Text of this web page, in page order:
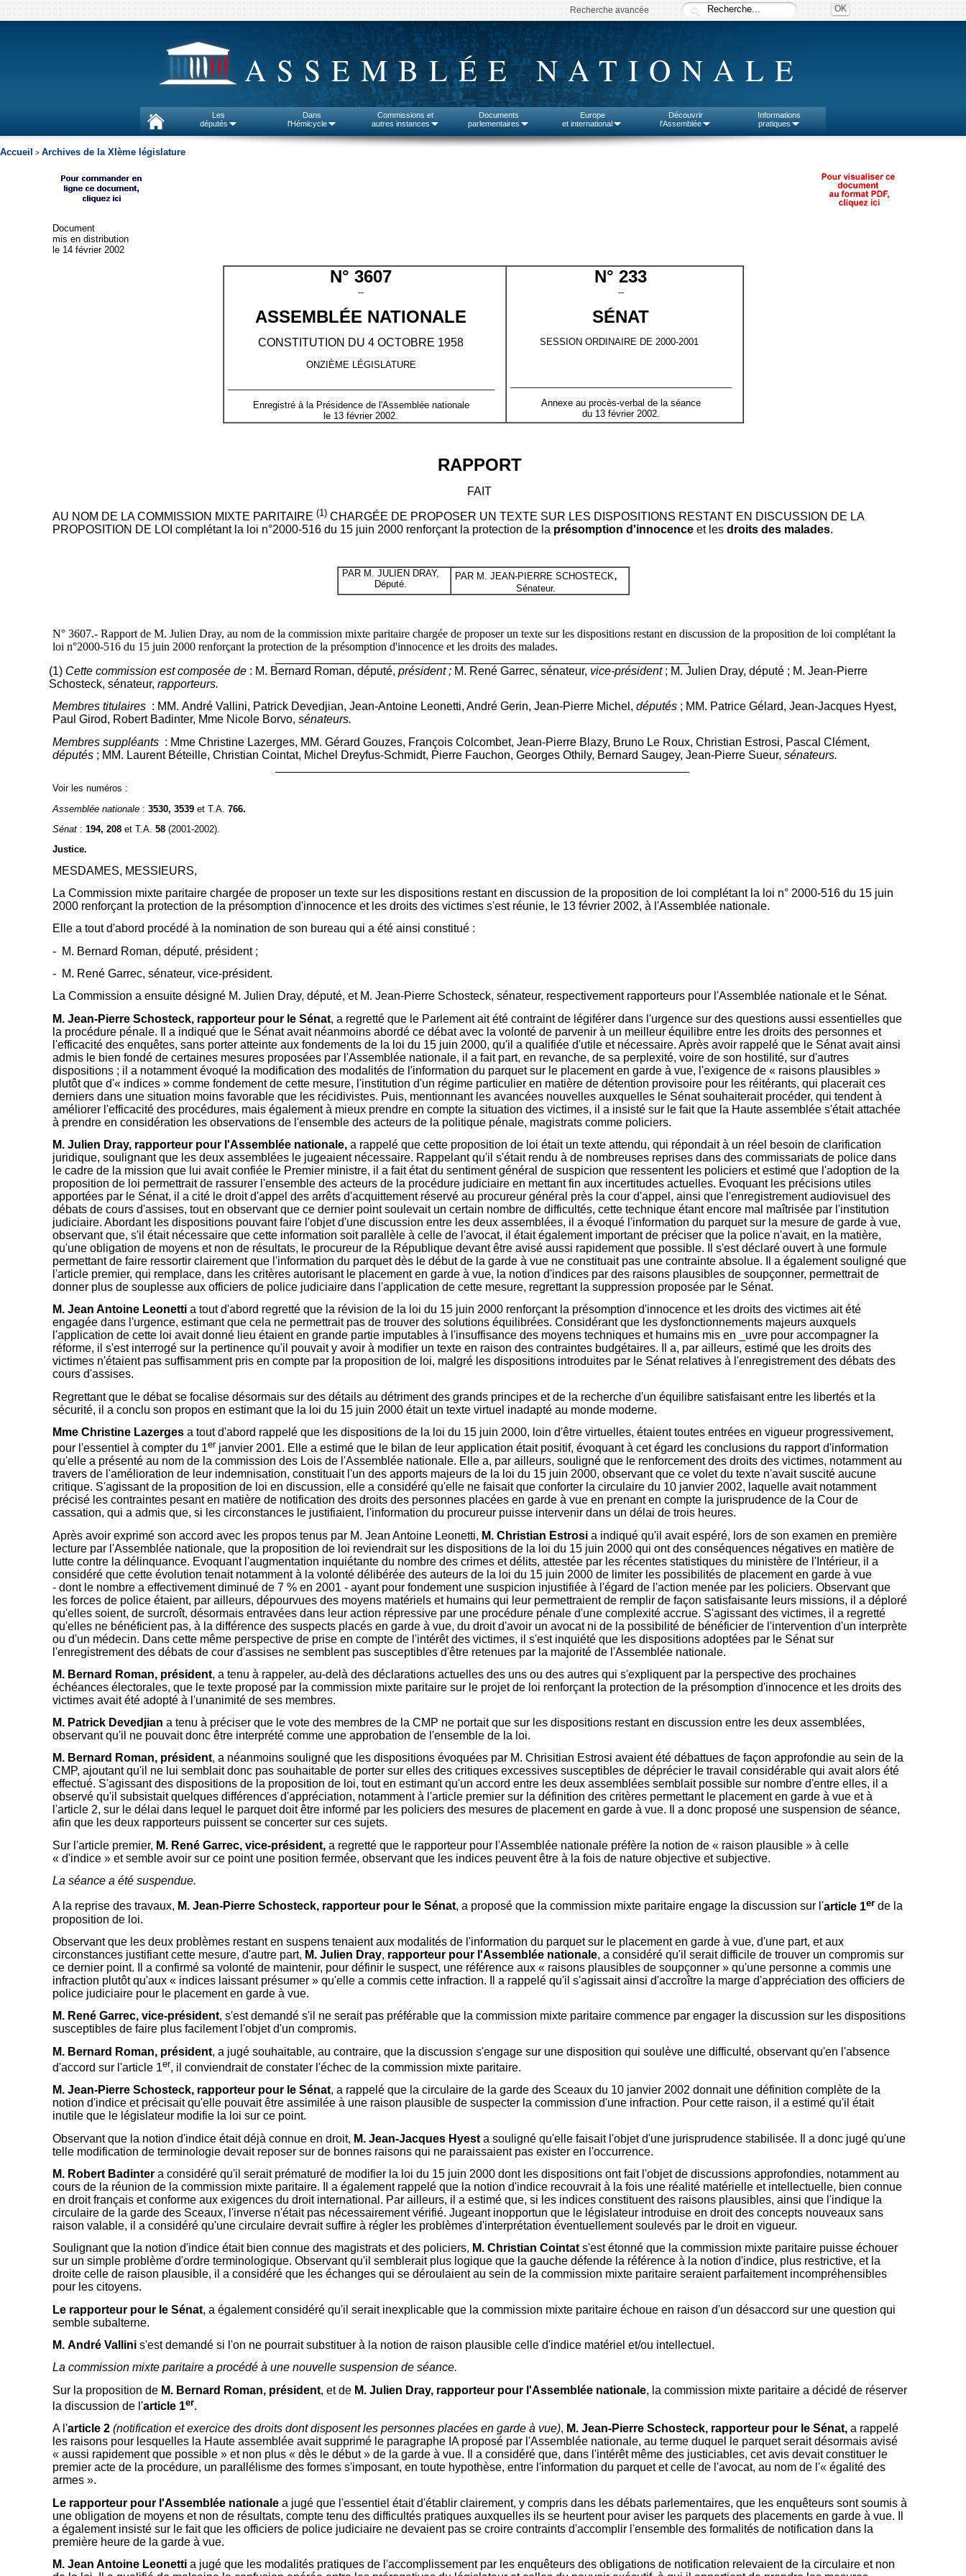
Recherche avancée
ASSEMBLÉE NATIONALE
Les
députés
Dans
l'Hémicycle
Commissions et
autres instances
Documents
parlementaires
Europe
et international
Découvrir
l'Assemblée
Informations
pratiques
Accueil > Archives de la XIème législature
Document
mis en distribution
le 14 février 2002
N° 3607
--
ASSEMBLÉE NATIONALE
CONSTITUTION DU 4 OCTOBRE 1958
ONZIÈME LÉGISLATURE
Enregistré à la Présidence de l'Assemblée nationale
le 13 février 2002.
N° 233
--
SÉNAT
SESSION ORDINAIRE DE 2000-2001
Annexe au procès-verbal de la séance
du 13 février 2002.
RAPPORT
FAIT
AU NOM DE LA COMMISSION MIXTE PARITAIRE (1)CHARGÉE DE PROPOSER UN TEXTE SUR LES DISPOSITIONS RESTANT EN DISCUSSION DE LA
PROPOSITION DE LOI complétant la loi n°2000-516 du 15 juin 2000 renforçant la protection de la présomption d'innocenceet les droits des malades.
PAR M. JULIEN DRAY,
Député.
PARM. J EAN-P IERRE SCHOSTECK,
Sénateur.
N° 3607.- Rapport de M. Julien Dray, au nom de la commission mixte paritaire chargée de proposer un texte sur les dispositions restant en discussion de la proposition de loi complétant la
loi n°2000-516 du 15 juin 2000 renforçant la protection de la présomption d'innocence et les droits des malades.
(1) Cette commission est composée de: M. Bernard Roman, député, président ;M. René Garrec, sénateur, vice-président; M. Julien Dray, député ; M. Jean-Pierre
Schosteck, sénateur, rapporteurs.
Membres titulaires: MM. André Vallini, Patrick Devedjian, Jean-Antoine Leonetti, André Gerin, Jean-Pierre Michel, députés; MM. Patrice Gélard, Jean-Jacques Hyest,
Paul Girod, Robert Badinter, Mme Nicole Borvo, sénateurs.
Membres suppléants : Mme Christine Lazerges, MM. Gérard Gouzes, François Colcombet, Jean-Pierre Blazy, Bruno Le Roux, Christian Estrosi, Pascal Clément,
députés; MM. Laurent Béteille, Christian Cointat, Michel Dreyfus-Schmidt, Pierre Fauchon, Georges Othily, Bernard Saugey, Jean-Pierre Sueur, sénateurs.
Voir les numéros :
Assemblée nationale: 3530, 3539 et T.A. 766.
Sénat : 194, 208 et T.A. 58(2001-2002).
Justice.
MESDAMES, MESSIEURS,
La Commission mixte paritaire chargée de proposer un texte sur les dispositions restant en discussion de la proposition de loi complétant la loi n° 2000-516 du 15 juin
2000 renforçant la protection de la présomption d'innocence et les droits des victimes s'est réunie, le 13 février 2002, à l'Assemblée nationale.
Elle a tout d'abord procédé à la nomination de son bureau qui a été ainsi constitué :
- M. Bernard Roman, député, président ;
- M. René Garrec, sénateur, vice-président.
La Commission a ensuite désigné M. Julien Dray, député, et M. Jean-Pierre Schosteck, sénateur, respectivement rapporteurs pour l'Assemblée nationale et le Sénat.
M. Jean-Pierre Schosteck, rapporteur pour le Sénat, a regretté que le Parlement ait été contraint de légiférer dans l'urgence sur des questions aussi essentielles que
la procédure pénale. Il a indiqué que le Sénat avait néanmoins abordé ce débat avec la volonté de parvenir à un meilleur équilibre entre les droits des personnes et
l'efficacité des enquêtes, sans porter atteinte aux fondements de la loi du 15 juin 2000, qu'il a qualifiée d'utile et nécessaire. Après avoir rappelé que le Sénat avait ainsi
admis le bien fondé de certaines mesures proposées par l'Assemblée nationale, il a fait part, en revanche, de sa perplexité, voire de son hostilité, sur d'autres
dispositions ; il a notamment évoqué la modification des modalités de l'information du parquet sur le placement en garde à vue, l'exigence de « raisons plausibles »
plutôt que d'« indices » comme fondement de cette mesure, l'institution d'un régime particulier en matière de détention provisoire pour les réitérants, qui placerait ces
derniers dans une situation moins favorable que les récidivistes. Puis, mentionnant les avancées nouvelles auxquelles le Sénat souhaiterait procéder, qui tendent à
améliorer l'efficacité des procédures, mais également à mieux prendre en compte la situation des victimes, il a insisté sur le fait que la Haute assemblée s'était attachée
à prendre en considération les observations de l'ensemble des acteurs de la politique pénale, magistrats comme policiers.
M. Julien Dray, rapporteur pour l'Assemblée nationale,a rappelé que cette proposition de loi était un texte attendu, qui répondait à un réel besoin de clarification
juridique, soulignant que les deux assemblées le jugeaient nécessaire. Rappelant qu'il s'était rendu à de nombreuses reprises dans des commissariats de police dans
le cadre de la mission que lui avait confiée le Premier ministre, il a fait état du sentiment général de suspicion que ressentent les policiers et estimé que l'adoption de la
proposition de loi permettrait de rassurer l'ensemble des acteurs de la procédure judiciaire en mettant fin aux incertitudes actuelles. Evoquant les précisions utiles
apportées par le Sénat, il a cité le droit d'appel des arrêts d'acquittement réservé au procureur général près la cour d'appel, ainsi que l'enregistrement audiovisuel des
débats de cours d'assises, tout en observant que ce dernier point soulevait un certain nombre de difficultés, cette technique étant encore mal maîtrisée par l'institution
judiciaire. Abordant les dispositions pouvant faire l'objet d'une discussion entre les deux assemblées, il a évoqué l'information du parquet sur la mesure de garde à vue,
observant que, s'il était nécessaire que cette information soit parallèle à celle de l'avocat, il était également important de préciser que la police n'avait, en la matière,
qu'une obligation de moyens et non de résultats, le procureur de la République devant être avisé aussi rapidement que possible. Il s'est déclaré ouvert à une formule
permettant de faire ressortir clairement que l'information du parquet dès le début de la garde à vue ne constituait pas une contrainte absolue. Il a également souligné que
l'article premier, qui remplace, dans les critères autorisant le placement en garde à vue, la notion d'indices par des raisons plausibles de soupçonner, permettrait de
donner plus de souplesse aux officiers de police judiciaire dans l'application de cette mesure, regrettant la suppression proposée par le Sénat.
M. Jean Antoine Leonettia tout d'abord regretté que la révision de la loi du 15 juin 2000 renforçant la présomption d'innocence et les droits des victimes ait été
engagée dans l'urgence, estimant que cela ne permettrait pas de trouver des solutions équilibrées. Considérant que les dysfonctionnements majeurs auxquels
l'application de cette loi avait donné lieu étaient en grande partie imputables à l'insuffisance des moyens techniques et humains mis en _uvre pour accompagner la
réforme, il s'est interrogé sur la pertinence qu'il pouvait y avoir à modifier un texte en raison des contraintes budgétaires. Il a, par ailleurs, estimé que les droits des
victimes n'étaient pas suffisamment pris en compte par la proposition de loi, malgré les dispositions introduites par le Sénat relatives à l'enregistrement des débats des
cours d'assises.
Regrettant que le débat se focalise désormais sur des détails au détriment des grands principes et de la recherche d'un équilibre satisfaisant entre les libertés et la
sécurité, il a conclu son propos en estimant que la loi du 15 juin 2000 était un texte virtuel inadapté au monde moderne.
Mme Christine Lazergesa tout d'abord rappelé que les dispositions de la loi du 15 juin 2000, loin d'être virtuelles, étaient toutes entrées en vigueur progressivement,
pour l'essentiel à compter du 1er janvier 2001. Elle a estimé que le bilan de leur application était positif, évoquant à cet égard les conclusions du rapport d'information
qu'elle a présenté au nom de la commission des Lois de l'Assemblée nationale. Elle a, par ailleurs, souligné que le renforcement des droits des victimes, notamment au
travers de l'amélioration de leur indemnisation, constituait l'un des apports majeurs de la loi du 15 juin 2000, observant que ce volet du texte n'avait suscité aucune
critique. S'agissant de la proposition de loi en discussion, elle a considéré qu'elle ne faisait que conforter la circulaire du 10 janvier 2002, laquelle avait notamment
précisé les contraintes pesant en matière de notification des droits des personnes placées en garde à vue en prenant en compte la jurisprudence de la Cour de
cassation, qui a admis que, si les circonstances le justifiaient, l'information du procureur puisse intervenir dans un délai de trois heures.
Après avoir exprimé son accord avec les propos tenus par M. Jean Antoine Leonetti, M. Christian Estrosia indiqué qu'il avait espéré, lors de son examen en première
lecture par l'Assemblée nationale, que la proposition de loi reviendrait sur les dispositions de la loi du 15 juin 2000 qui ont des conséquences négatives en matière de
lutte contre la délinquance. Evoquant l'augmentation inquiétante du nombre des crimes et délits, attestée par les récentes statistiques du ministère de l'Intérieur, il a
considéré que cette évolution tenait notamment à la volonté délibérée des auteurs de la loi du 15 juin 2000 de limiter les possibilités de placement en garde à vue
- dont le nombre a effectivement diminué de 7 % en 2001 - ayant pour fondement une suspicion injustifiée à l'égard de l'action menée par les policiers. Observant que
les forces de police étaient, par ailleurs, dépourvues des moyens matériels et humains qui leur permettraient de remplir de façon satisfaisante leurs missions, il a déploré
qu'elles soient, de surcroît, désormais entravées dans leur action répressive par une procédure pénale d'une complexité accrue. S'agissant des victimes, il a regretté
qu'elles ne bénéficient pas, à la différence des suspects placés en garde à vue, du droit d'avoir un avocat ni de la possibilité de bénéficier de l'intervention d'un interprète
ou d'un médecin. Dans cette même perspective de prise en compte de l'intérêt des victimes, il s'est inquiété que les dispositions adoptées par le Sénat sur
l'enregistrement des débats de cour d'assises ne semblent pas susceptibles d'être retenues par la majorité de l'Assemblée nationale.
M. Bernard Roman, président, a tenu à rappeler, au-delà des déclarations actuelles des uns ou des autres qui s'expliquent par la perspective des prochaines
échéances électorales, que le texte proposé par la commission mixte paritaire sur le projet de loi renforçant la protection de la présomption d'innocence et les droits des
victimes avait été adopté à l'unanimité de ses membres.
M. Patrick Devedjian a tenu à préciser que le vote des membres de la CMP ne portait que sur les dispositions restant en discussion entre les deux assemblées,
observant qu'il ne pouvait donc être interprété comme une approbation de l'ensemble de la loi.
M. Bernard Roman, président, a néanmoins souligné que les dispositions évoquées par M. Chrisitian Estrosi avaient été débattues de façon approfondie au sein de la
CMP, ajoutant qu'il ne lui semblait donc pas souhaitable de porter sur elles des critiques excessives susceptibles de déprécier le travail considérable qui avait alors été
effectué. S'agissant des dispositions de la proposition de loi, tout en estimant qu'un accord entre les deux assemblées semblait possible sur nombre d'entre elles, il a
observé qu'il subsistait quelques différences d'appréciation, notamment à l'article premier sur la définition des critères permettant le placement en garde à vue et à
l'article 2, sur le délai dans lequel le parquet doit être informé par les policiers des mesures de placement en garde à vue. Il a donc proposé une suspension de séance,
afin que les deux rapporteurs puissent se concerter sur ces sujets.
Sur l'article premier, M. René Garrec, vice-président,a regretté que le rapporteur pour l'Assemblée nationale préfère la notion de « raison plausible » à celle
« d'indice » et semble avoir sur ce point une position fermée, observant que les indices peuvent être à la fois de nature objective et subjective.
La séance a été suspendue.
A la reprise des travaux, M. Jean-Pierre Schosteck, rapporteur pour le Sénat, a proposé que la commission mixte paritaire engage la discussion sur l'article 1erde la
proposition de loi.
Observant que les deux problèmes restant en suspens tenaient aux modalités de l'information du parquet sur le placement en garde à vue, d'une part, et aux
circonstances justifiant cette mesure, d'autre part, M. Julien Dray, rapporteur pour l'Assemblée nationale, a considéré qu'il serait difficile de trouver un compromis sur
ce dernier point. Il a confirmé sa volonté de maintenir, pour définir le suspect, une référence aux « raisons plausibles de soupçonner » qu'une personne a commis une
infraction plutôt qu'aux « indices laissant présumer » qu'elle a commis cette infraction. Il a rappelé qu'il s'agissait ainsi d'accroître la marge d'appréciation des officiers de
police judiciaire pour le placement en garde à vue.
M. René Garrec, vice-président, s'est demandé s'il ne serait pas préférable que la commission mixte paritaire commence par engager la discussion sur les dispositions
susceptibles de faire plus facilement l'objet d'un compromis.
M. Bernard Roman, président, a jugé souhaitable, au contraire, que la discussion s'engage sur une disposition qui soulève une difficulté, observant qu'en l'absence
d'accord sur l'article 1er, il conviendrait de constater l'échec de la commission mixte paritaire.
M. Jean-Pierre Schosteck, rapporteur pour le Sénat, a rappelé que la circulaire de la garde des Sceaux du 10 janvier 2002 donnait une définition complète de la
notion d'indice et précisait qu'elle pouvait être assimilée à une raison plausible de suspecter la commission d'une infraction. Pour cette raison, il a estimé qu'il était
inutile que le législateur modifie la loi sur ce point.
Observant que la notion d'indice était déjà connue en droit, M. Jean-Jacques Hyesta souligné qu'elle faisait l'objet d'une jurisprudence stabilisée. Il a donc jugé qu'une
telle modification de terminologie devait reposer sur de bonnes raisons qui ne paraissaient pas exister en l'occurrence.
M. Robert Badintera considéré qu'il serait prématuré de modifier la loi du 15 juin 2000 dont les dispositions ont fait l'objet de discussions approfondies, notamment au
cours de la réunion de la commission mixte paritaire. Il a également rappelé que la notion d'indice recouvrait à la fois une réalité matérielle et intellectuelle, bien connue
en droit français et conforme aux exigences du droit international. Par ailleurs, il a estimé que, si les indices constituent des raisons plausibles, ainsi que l'indique la
circulaire de la garde des Sceaux, l'inverse n'était pas nécessairement vérifié. Jugeant inopportun que le législateur introduise en droit des concepts nouveaux sans
raison valable, il a considéré qu'une circulaire devrait suffire à régler les problèmes d'interprétation éventuellement soulevés par le droit en vigueur.
Soulignant que la notion d'indice était bien connue des magistrats et des policiers, M. Christian Cointats'est étonné que la commission mixte paritaire puisse échouer
sur un simple problème d'ordre terminologique. Observant qu'il semblerait plus logique que la gauche défende la référence à la notion d'indice, plus restrictive, et la
droite celle de raison plausible, il a considéré que les échanges qui se déroulaient au sein de la commission mixte paritaire seraient parfaitement incompréhensibles
pour les citoyens.
Le rapporteur pour le Sénat, a également considéré qu'il serait inexplicable que la commission mixte paritaire échoue en raison d'un désaccord sur une question qui
semble subalterne.
M. André Vallinis'est demandé si l'on ne pourrait substituer à la notion de raison plausible celle d'indice matériel et/ou intellectuel.
La commission mixte paritaire a procédé à une nouvelle suspension de séance.
Sur la proposition de M. Bernard Roman, président, et de M. Julien Dray, rapporteur pour l'Assemblée nationale, la commission mixte paritaire a décidé de réserver
la discussion de l'article 1er.
A l'article 2 (notification et exercice des droits dont disposent les personnes placées en garde à vue), M. Jean-Pierre Schosteck, rapporteur pour le Sénat,a rappelé
les raisons pour lesquelles la Haute assemblée avait supprimé le paragraphe IA proposé par l'Assemblée nationale, au terme duquel le parquet serait désormais avisé
« aussi rapidement que possible » et non plus « dès le début » de la garde à vue. Il a considéré que, dans l'intérêt même des justiciables, cet avis devait constituer le
premier acte de la procédure, un parallélisme des formes s'imposant, en toute hypothèse, entre l'information du parquet et celle de l'avocat, au nom de l'« égalité des
armes ».
Le rapporteur pour l'Assemblée nationalea jugé que l'essentiel était d'établir clairement, y compris dans les débats parlementaires, que les enquêteurs sont soumis à
une obligation de moyens et non de résultats, compte tenu des difficultés pratiques auxquelles ils se heurtent pour aviser les parquets des placements en garde à vue. Il
a également insisté sur le fait que les officiers de police judiciaire ne devaient pas se croire contraints d'accomplir l'ensemble des formalités de notification dans la
première heure de la garde à vue.
M. Jean Antoine Leonetti a jugé que les modalités pratiques de l'accomplissement par les enquêteurs des obligations de notification relevaient de la circulaire et non